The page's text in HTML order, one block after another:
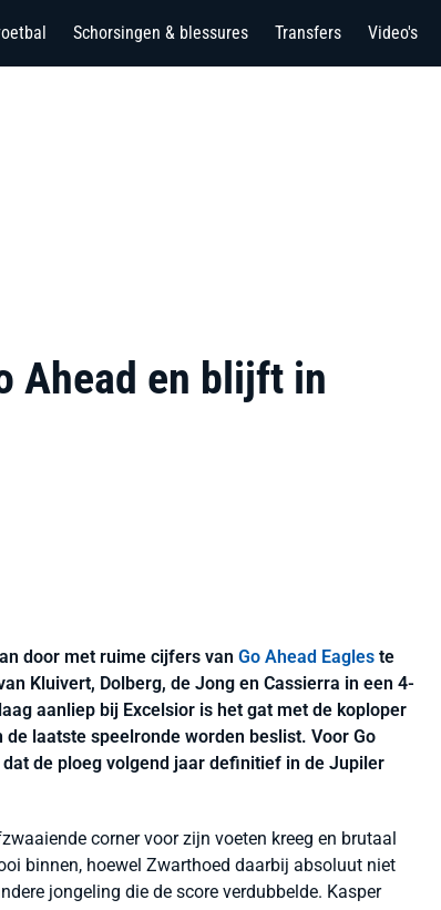
Schorsingen & blessures Transfers Video's
Ahead en blijft in
door met ruime cijfers van Go Ahead Eagles te
Kluivert, Dolberg, de Jong en Cassierra in een 4-
aanliep bij Excelsior is het gat met de koploper
laatste speelronde worden beslist. Voor Go
de ploeg volgend jaar definitief in de Jupiler
corner voor zijn voeten kreeg en brutaal
binnen, hoewel Zwarthoed daarbij absoluut niet
jongeling die de score verdubbelde. Kasper